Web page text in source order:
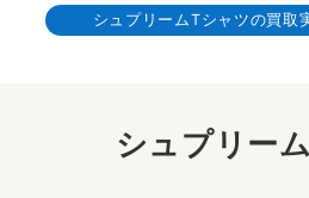
シュプリームTシャツの買取
シュプリー